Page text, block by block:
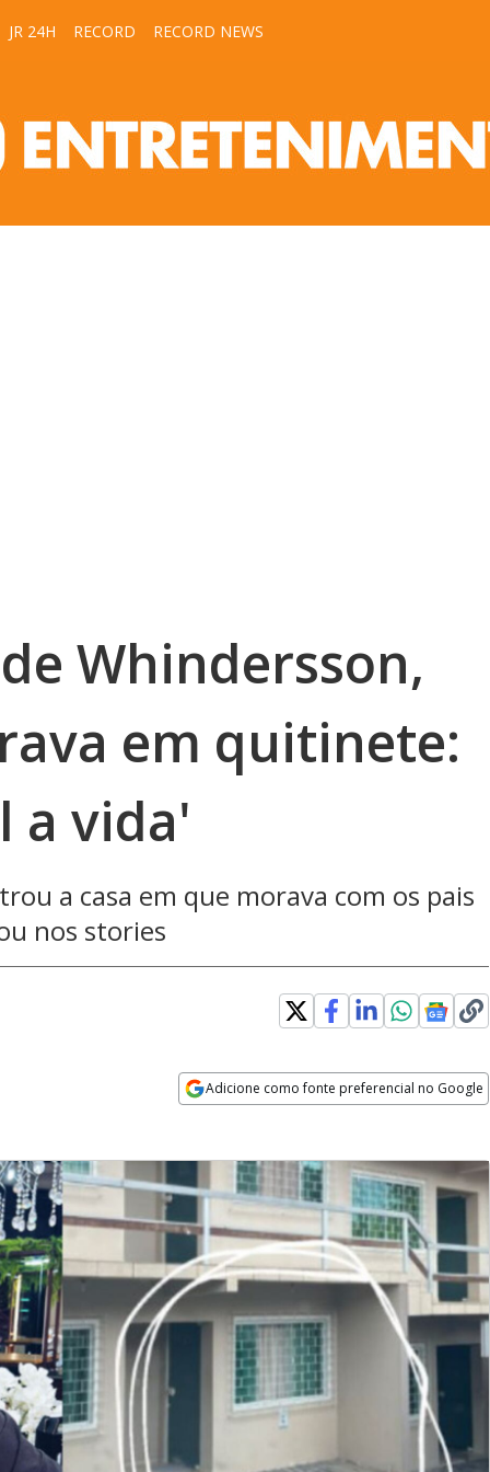
JR 24H RECORD RECORD NEWS
Whindersson,
em quitinete:
a vida'
a casa em que morava com os pais
nos stories
Adicione como fonte preferencial no Google